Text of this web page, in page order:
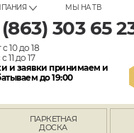
МЫ НА ТВ
303 65
10 до 18
11 до 17
и заявки принимаем и
до 19:00
ПАРКЕТНАЯ
ДОСКА